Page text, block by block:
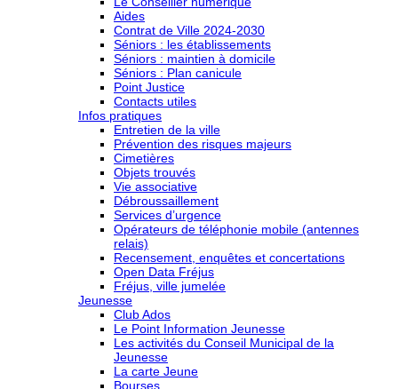
Aides
Contrat de Ville 2024-2030
Séniors : les établissements
Séniors : maintien à domicile
Séniors : Plan canicule
Point Justice
Contacts utiles
Infos pratiques
Entretien de la ville
Prévention des risques majeurs
Cimetières
Objets trouvés
Vie associative
Débroussaillement
Services d’urgence
Opérateurs de téléphonie mobile (antennes
relais)
Recensement, enquêtes et concertations
Open Data Fréjus
Fréjus, ville jumelée
Jeunesse
Club Ados
Le Point Information Jeunesse
Les activités du Conseil Municipal de la
Jeunesse
La carte Jeune
Bourses